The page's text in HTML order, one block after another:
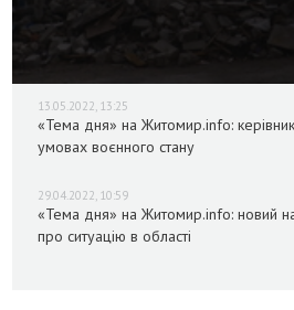
13.05.2022, 13:25
«Тема дня» на Житомир.info:
умовах воєнного стану
29.04.2022, 10:59
«Тема дня» на Житомир.info: новий
про ситуацію в області